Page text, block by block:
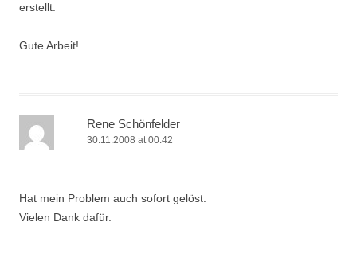
erstellt.
Gute Arbeit!
Rene Schönfelder
30.11.2008 at 00:42
Hat mein Problem auch sofort gelöst.
Vielen Dank dafür.